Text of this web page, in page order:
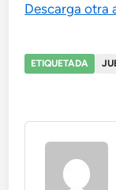
Descarga otra
ETIQUETADA